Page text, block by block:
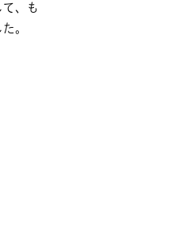
、も
。